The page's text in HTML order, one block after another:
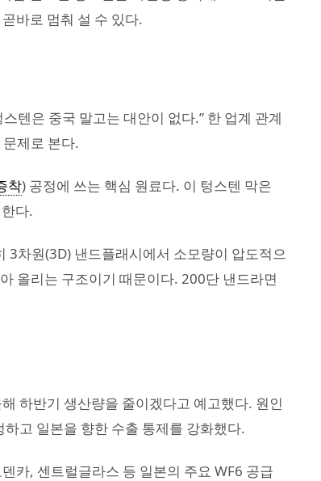
바로 멈춰 설 수 있다.
텐은 중국 말고는 대안이 없다.” 한 업계 관계
제로 본다.
착) 공정에 쓰는 핵심 원료다. 이 텅스텐 막은
다.
3차원(3D) 낸드플래시에서 소모량이 압도적으
올리는 구조이기 때문이다. 200단 낸드라면
하반기 생산량을 줄이겠다고 예고했다. 원인
고 일본을 향한 수출 통제를 강화했다.
카, 센트럴글라스 등 일본의 주요 WF6 공급